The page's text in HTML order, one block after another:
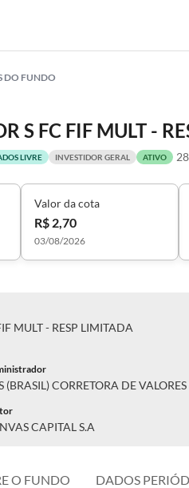
DO FUNDO
S FC FIF MULT -
LIVRE INVESTIDOR GERAL ATIVO
Valor da cota
R$ 2,70
03/08/2026
MULT - RESP LIMITADA
(BRASIL) CORRETORA DE VALORES
CAPITAL S.A
O FUNDO DADOS